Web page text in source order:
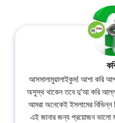
আসসালামুয়ালাইকুম! আশা করি
অসুস্থ থাকেন তবে দু’আ করি
আমরা অনেকেই ইসলামের
এই জানার জন্য প্রয়োজন ভালো